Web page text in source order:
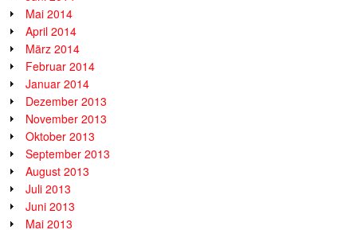
Mai 2014
April 2014
März 2014
Februar 2014
Januar 2014
Dezember 2013
November 2013
Oktober 2013
September 2013
August 2013
Juli 2013
Juni 2013
Mai 2013